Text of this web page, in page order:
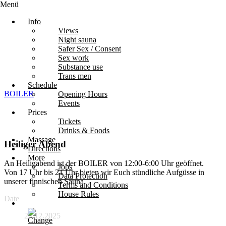
BOILER
Menü
Info
Views
Night sauna
Safer Sex / Consent
Sex work
Substance use
Trans men
Schedule
Opening Hours
Events
Prices
Tickets
Drinks & Foods
Massage
Directions
More
Jobs
Data Protection
Terms and Conditions
House Rules
Heiliger Abend
An Heiligabend ist der BOILER von 12:00-6:00 Uhr geöffnet.
Von 17 Uhr bis 21 Uhr bieten wir Euch stündliche Aufgüsse in
unserer finnischen Sauna.
Date
24.12.2025